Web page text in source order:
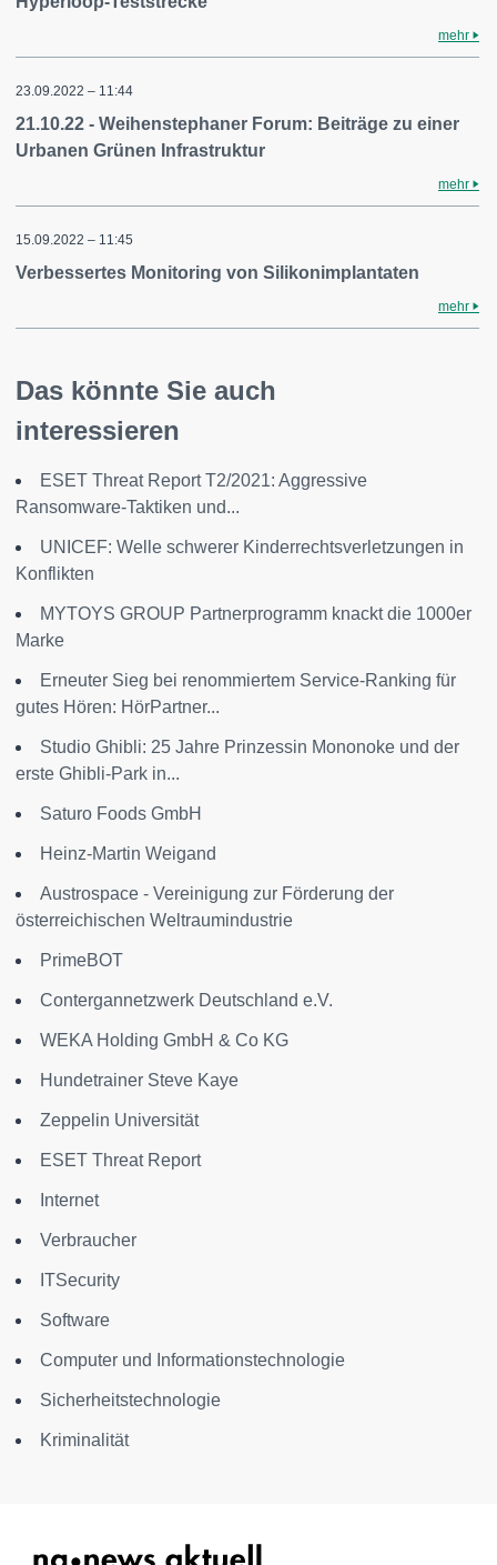
mehr
23.09.2022 – 11:44
21.10.22 - Weihenstephaner Forum: Beiträge zu einer
Urbanen Grünen Infrastruktur
mehr
15.09.2022 – 11:45
Verbessertes Monitoring von Silikonimplantaten
mehr
Das könnte Sie auch
interessieren
ESET Threat Report T2/2021: Aggressive
Ransomware-Taktiken und...
UNICEF: Welle schwerer Kinderrechtsverletzungen in
Konflikten
MYTOYS GROUP Partnerprogramm knackt die 1000er
Marke
Erneuter Sieg bei renommiertem Service-Ranking für
gutes Hören: HörPartner...
Studio Ghibli: 25 Jahre Prinzessin Mononoke und der
erste Ghibli-Park in...
Saturo Foods GmbH
Heinz-Martin Weigand
Austrospace - Vereinigung zur Förderung der
österreichischen Weltraumindustrie
PrimeBOT
Contergannetzwerk Deutschland e.V.
WEKA Holding GmbH & Co KG
Hundetrainer Steve Kaye
Zeppelin Universität
ESET Threat Report
Internet
Verbraucher
ITSecurity
Software
Computer und Informationstechnologie
Sicherheitstechnologie
Kriminalität